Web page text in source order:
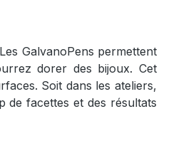
GalvanoPens permettent
dorer des bijoux. Cet
Soit dans les ateliers,
de facettes et des résultats